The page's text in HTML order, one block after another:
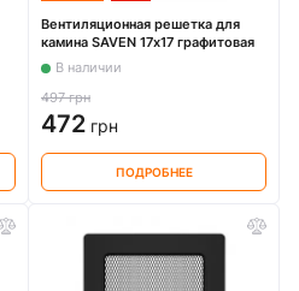
Вентиляционная решетка для
камина SAVEN 17х17 графитовая
В наличии
497 грн
472 грн
ПОДРОБНЕЕ